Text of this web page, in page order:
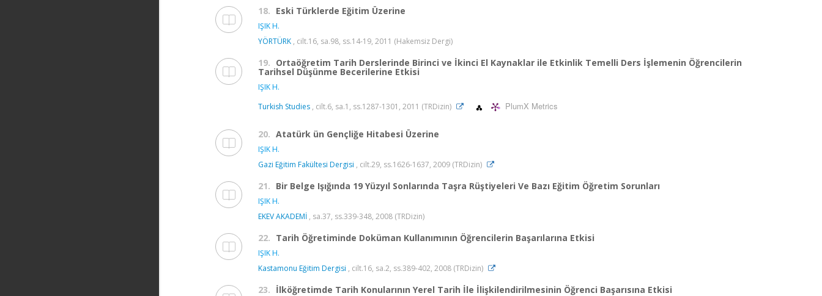
18. Eski Türklerde Eğitim Üzerine
IŞIK H.
YÖRTÜRK , cilt.16, sa.98, ss.14-19, 2011 (Hakemsiz Dergi)
19. Ortaöğretim Tarih Derslerinde Birinci ve İkinci El Kaynaklar ile Etkinlik Temelli Ders İşlemenin Öğrencilerin
Tarihsel Düşünme Becerilerine Etkisi
IŞIK H.
Turkish Studies , cilt.6, sa.1, ss.1287-1301, 2011 (TRDizin) PlumX Metrics
20. Atatürk ün Gençliğe Hitabesi Üzerine
IŞIK H.
Gazi Eğitim Fakültesi Dergisi , cilt.29, ss.1626-1637, 2009 (TRDizin)
21. Bir Belge Işığında 19 Yüzyıl Sonlarında Taşra Rüştiyeleri Ve Bazı Eğitim Öğretim Sorunları
IŞIK H.
EKEV AKADEMİ , sa.37, ss.339-348, 2008 (TRDizin)
22. Tarih Öğretiminde Doküman Kullanımının Öğrencilerin Başarılarına Etkisi
IŞIK H.
Kastamonu Eğitim Dergisi , cilt.16, sa.2, ss.389-402, 2008 (TRDizin)
23. İlköğretimde Tarih Konularının Yerel Tarih İle İlişkilendirilmesinin Öğrenci Başarısına Etkisi